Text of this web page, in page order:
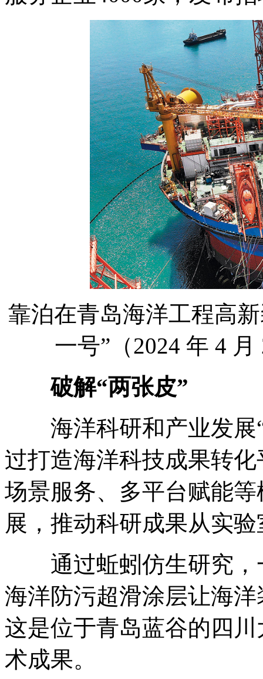
靠泊在青岛海洋工程高
一号”（2024 年 4
破解“两张皮”
海洋科研和产业发展“
过打造海洋科技成果转
场景服务、多平台赋能
展，推动科研成果从实
通过蚯蚓仿生研究，
海洋防污超滑涂层让海
这是位于青岛蓝谷的四
术成果。